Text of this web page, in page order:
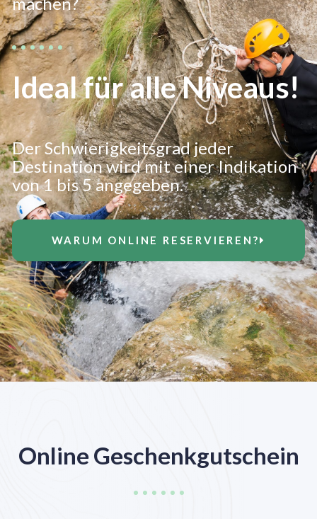
Ideal für alle Niveaus!
Der Schwierigkeitsgrad jeder
Destination wird mit einer Indikation
von 1 bis 5 angegeben.
WARUM ONLINE RESERVIEREN?
Online Geschenkgutschein